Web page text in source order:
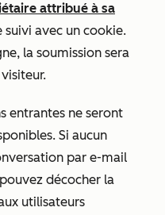
attribué à sa
suivi avec un cookie.
la soumission sera
entrantes ne seront
Si aucun
par e-mail
décocher la
utilisateurs